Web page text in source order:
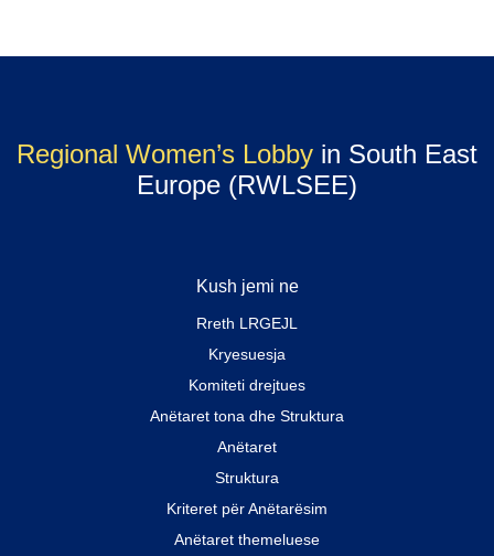
Regional Women’s Lobby in South East
Europe (RWLSEE)
Kush jemi ne
Rreth LRGEJL
Kryesuesja
Komiteti drejtues
Anëtaret tona dhe Struktura
Anëtaret
Struktura
Kriteret për Anëtarësim
Anëtaret themeluese